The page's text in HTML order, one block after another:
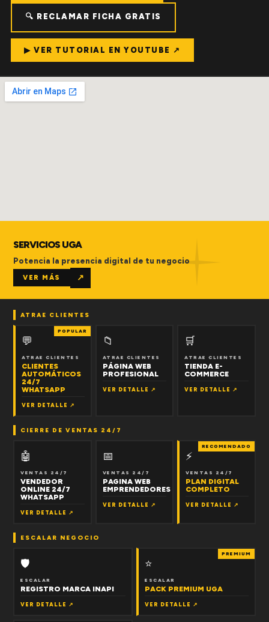
🔍 RECLAMAR FICHA GRATIS
▶ VER TUTORIAL EN YOUTUBE ↗
SERVICIOS UGA
Potencia la presencia digital de tu negocio
VER MÁS ↗
ATRAE CLIENTES
POPULAR
💬
ATRAE CLIENTES
CLIENTES
AUTOMÁTICOS
24/7
WHATSAPP
VER DETALLE ↗
📁
ATRAE CLIENTES
PÁGINA WEB
PROFESIONAL
VER DETALLE ↗
🛒
ATRAE CLIENTES
TIENDA E-
COMMERCE
VER DETALLE ↗
CIERRE DE VENTAS 24/7
🤖
VENTAS 24/7
VENDEDOR
ONLINE 24/7
WHATSAPP
VER DETALLE ↗
📅
VENTAS 24/7
PAGINA WEB
EMPRENDEDORES
VER DETALLE ↗
RECOMENDADO
⚡
VENTAS 24/7
PLAN DIGITAL
COMPLETO
VER DETALLE ↗
ESCALAR NEGOCIO
🛡
ESCALAR
REGISTRO MARCA INAPI
VER DETALLE ↗
PREMIUM
⭐
ESCALAR
PACK PREMIUM UGA
VER DETALLE ↗